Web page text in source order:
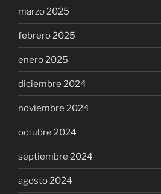
marzo 2025
febrero 2025
enero 2025
diciembre 2024
noviembre 2024
octubre 2024
septiembre 2024
agosto 2024